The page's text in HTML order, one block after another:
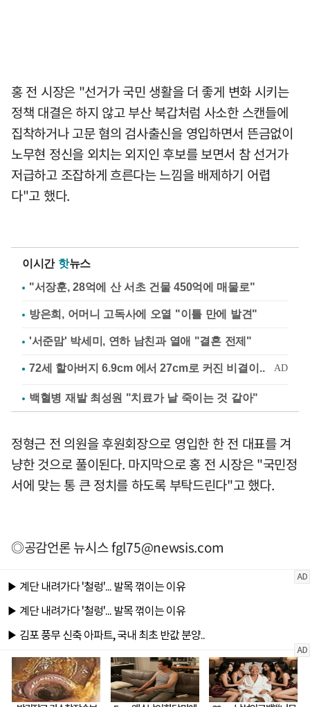
홍 전 시장은 "선거가 국민 생활을 더 좋게 변화 시키는
정책 대결은 하지 않고 부산 북갑처럼 사소한 스캔들에
집착하거나 고문 혐의 검사출신을 영입하면서 뜬금없이
노무현 정신을 외치는 외지인 후보를 보면서 참 선거가
저급하고 조잡하게 흐른다는 느낌을 배제하기 어렵
다"고 했다.
이시간 핫뉴스
"서장훈, 28억에 산 서초 건물 450억에 매물로"
방은희, 어머니 고독사에 오열 "이틀 만에 발견"
'서준맘' 박세미, 연하 남친과 열애 "결혼 전제"
백혈병 재발 최성원 "치료가 날 죽이는 것 같아"
정형근 전 의원을 후원회장으로 영입한 한 전 대표를 겨
냥한 것으로 풀이된다. 마지막으로 홍 전 시장은 "국민정
서에 맞는 통 큰 정치를 하도록 부탁드린다"고 했다.
◎공감언론 뉴시스fgl75@newsis.com